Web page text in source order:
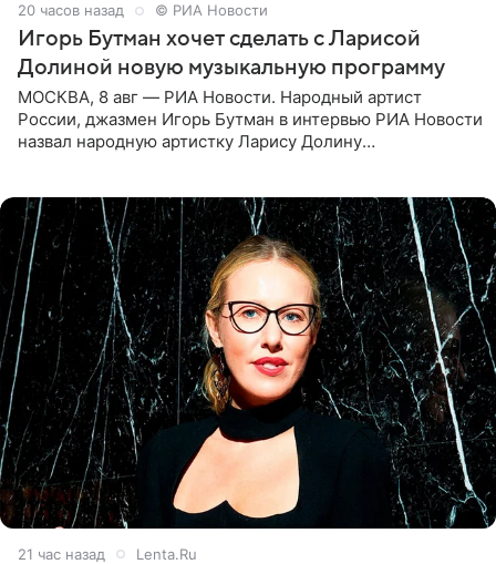
20 часов назад © РИА Новости
Игорь Бутман хочет сделать с Ларисой
Долиной новую музыкальную программу
МОСКВА, 8 авг — РИА Новости. Народный артист
России, джазмен Игорь Бутман в интервью РИА Новости
назвал народную артистку Ларису Долину
21 час назад Lenta.Ru